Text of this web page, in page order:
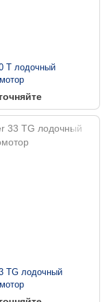
T лодочный
TG лодочный